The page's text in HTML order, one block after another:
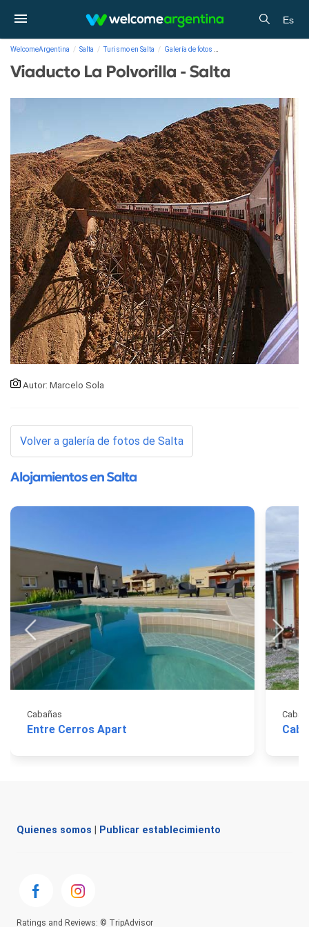
Es
WelcomeArgentina Salta Turismo en Salta Galería de fotos
Viaducto La Polvorilla - Salta
Autor: Marcelo Sola
Volver a galería de fotos de Salta
Alojamientos en Salta
Cabañas
Entre Cerros Apart
Quienes somos Publicar establecimiento
Ratings and Reviews: © TripAdvisor